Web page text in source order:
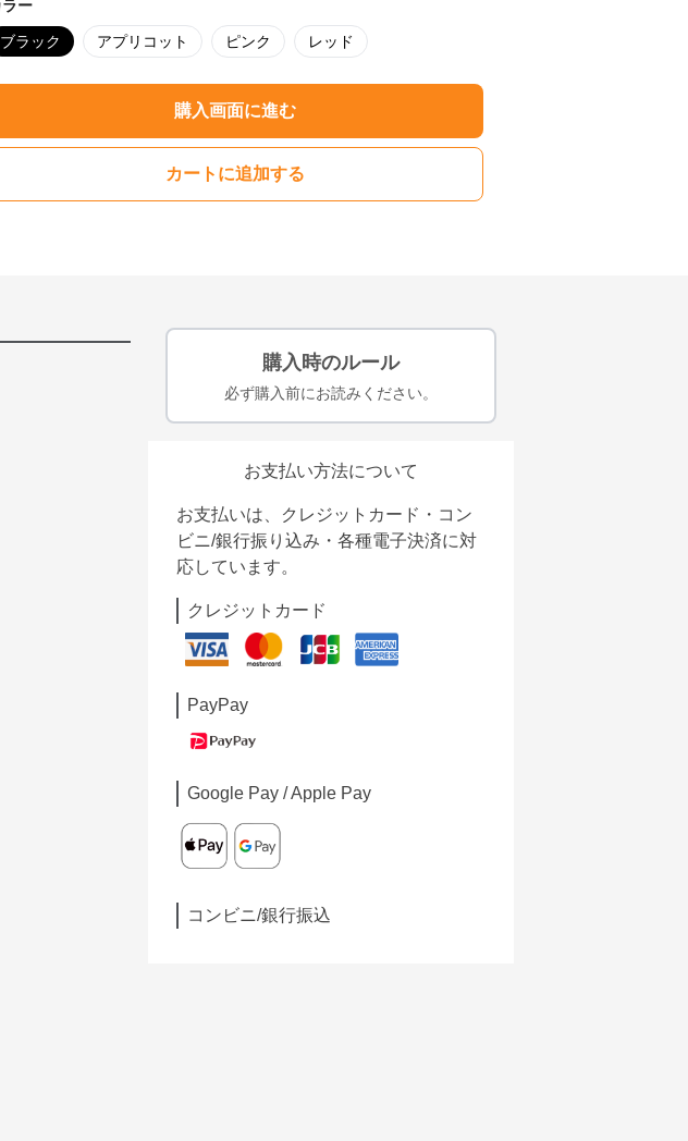
ラー
ブラック アプリコット ピンク レッド
購入画面に進む
カートに追加する
購入時のルール
必ず購入前にお読みください。
お支払い方法について
お支払いは、クレジットカード・コン
ビニ/銀行振り込み・各種電子決済に対
応しています。
クレジットカード
PayPay
Google Pay / Apple Pay
コンビニ/銀行振込